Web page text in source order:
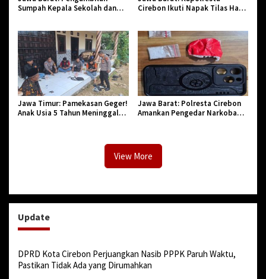
Sumpah Kepala Sekolah dan
Pendidikan dan Birokrasi
Cirebon Ikuti Napak Tilas Hari
Jawa Timur: Pamekasan Geger!
Anak Usia 5 Tahun Meninggal
Jawa Barat: Polresta Cirebon
Amankan Pengedar Narkoba
View More
Update
DPRD Kota Cirebon Perjuangkan Nasib PPPK Paruh Waktu,
Pastikan Tidak Ada yang Dirumahkan